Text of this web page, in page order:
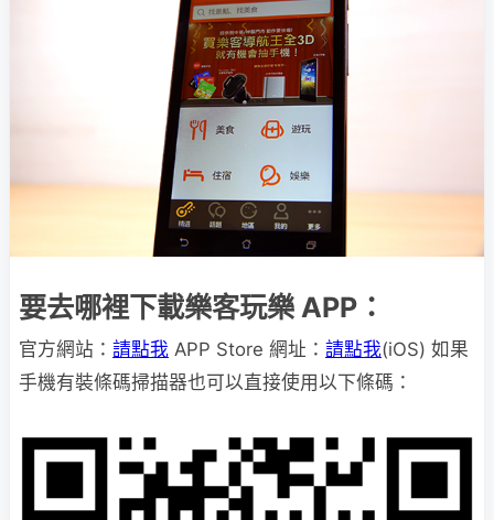
要去哪裡下載樂客玩樂 APP：
官方網站： 請點我 APP Store 網址： 請點我(iOS) 如果
手機有裝條碼掃描器也可以直接使用以下條碼：